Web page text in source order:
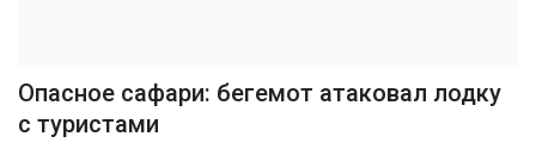
Опасное сафари: бегемот атаковал лодку
с туристами